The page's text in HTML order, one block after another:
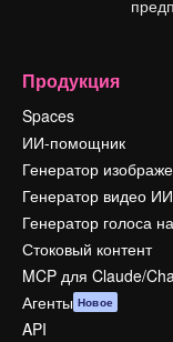
Продукция
Spaces
ИИ-помощник
Генератор
Генератор видео ИИ
Генератор голоса
Стоковый контент
MCP для Claude/
Агенты Новое
API